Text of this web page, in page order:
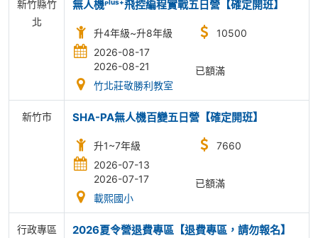
新竹縣竹
北
無人機ᴾˡᵘˢ⁺飛控編程實戰五日營【確定開班】
升4年級~升8年級
2026-08-17
2026-08-21
竹北莊敬勝利教室
10500
已額滿
新竹市 SHA-PA無人機百變五日營【確定開班】
升1~7年級
2026-07-13
2026-07-17
載熙國小
7660
已額滿
行政專區 2026夏令營退費專區【退費專區，請勿報名】